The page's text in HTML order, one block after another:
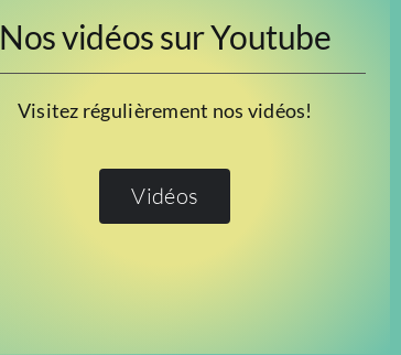
Nos vidéos sur Youtube
Visitez régulièrement nos vidéos!
Vidéos